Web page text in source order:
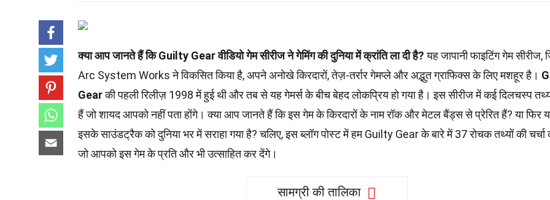
क्या आप जानते हैं कि Guilty Gear वीडियो गेम सीरीज ने गेमिंग की दुनिया में क्रांति ला दी है?यह जापानी फाइटिंग गेम सीरीज,
Arc System Works ने विकसित किया है, अपने अनोखे किरदारों, तेज़-तर्रार गेमप्ले और अद्भुत ग्राफिक्स के लिए मशहूर है।
Gearकी पहली रिलीज़ 1998 में हुई थी और तब से यह गेमर्स के बीच बेहद लोकप्रिय हो गया है। इस सीरीज में कई दिलचस्प
हैं जो शायद आपको नहीं पता होंगे। क्या आप जानते हैं कि इस गेम के किरदारों के नाम रॉक और मेटल बैंड्स से प्रेरित हैं? या फिर
इसके साउंडट्रैक को दुनिया भर में सराहा गया है? चलिए, इस ब्लॉग पोस्ट में हम Guilty Gear के बारे में 37 रोचक तथ्यों की चर्चा
जो आपको इस गेम के प्रति और भी उत्साहित कर देंगे।
सामग्री की तालिका